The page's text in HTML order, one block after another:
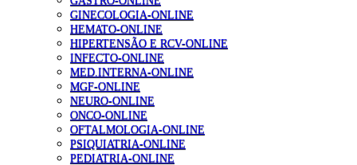
GINECOLOGIA-ONLINE
HEMATO-ONLINE
HIPERTENSÃO E RCV-ONLINE
INFECTO-ONLINE
MED.INTERNA-ONLINE
MGF-ONLINE
NEURO-ONLINE
ONCO-ONLINE
OFTALMOLOGIA-ONLINE
PSIQUIATRIA-ONLINE
PEDIATRIA-ONLINE